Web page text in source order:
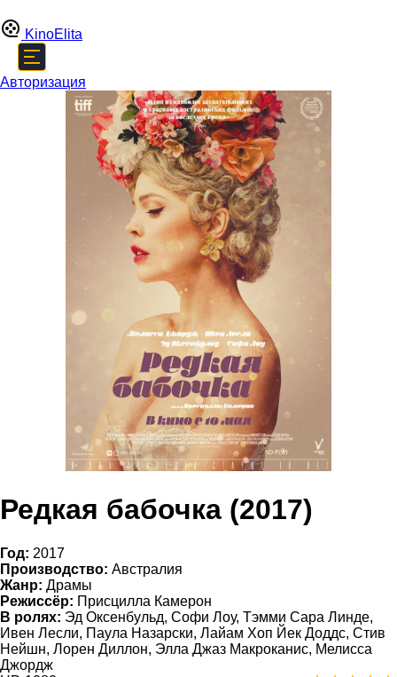
KinoElita
Авторизация
Редкая бабочка (2017)
Год: 2017
Производство: Австралия
Жанр: Драмы
Режиссёр: Присцилла Камерон
В ролях: Эд Оксенбульд, Софи Лоу, Тэмми Сара Линде,
Ивен Лесли, Паула Назарски, Лайам Хоп Йек Доддс, Стив
Нейшн, Лорен Диллон, Элла Джаз Макроканис, Мелисса
Джордж